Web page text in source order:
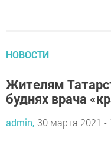
НОВОСТИ
Жителям
буднях врача
admin, 30 марта 2021 -